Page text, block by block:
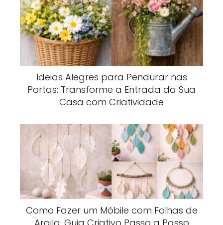
Ideias Alegres para Pendurar nas
Portas: Transforme a Entrada da Sua
Casa com Criatividade
Como Fazer um Móbile com Folhas de